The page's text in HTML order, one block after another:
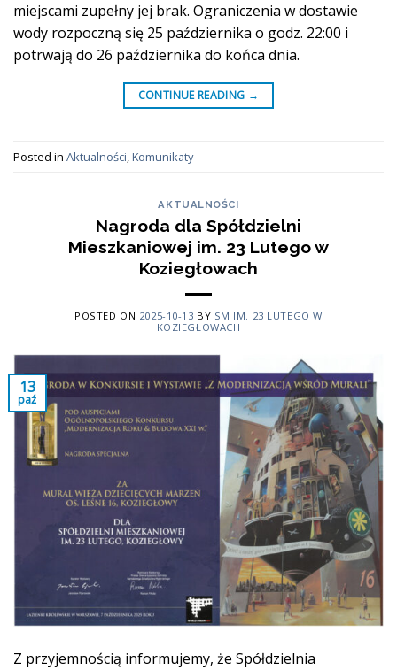
miejscami zupełny jej brak. Ograniczenia w dostawie
wody rozpoczną się 25 października o godz. 22:00 i
potrwają do 26 października do końca dnia.
CONTINUE READING →
Posted in Aktualności,Komunikaty
AKTUALNOŚCI
Nagroda dla Spółdzielni
Mieszkaniowej im. 23 Lutego w
Koziegłowach
POSTED ON 2025-10-13 BY SM IM. 23 LUTEGO W
KOZIEGŁOWACH
13
paź
Z przyjemnością informujemy, że Spółdzielnia